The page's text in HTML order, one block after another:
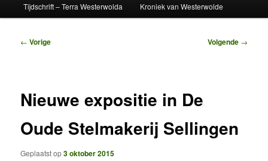
Tijdschrift – Terra Westerwolda Kroniek van Westerwolde
Bericht
← Vorige Volgende →
Nieuwe expositie in De
Oude Stelmakerij Sellingen
Geplaatst op3 oktober 2015